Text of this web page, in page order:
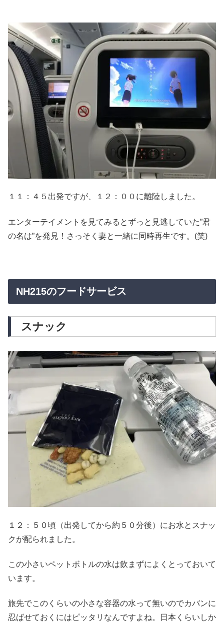
１１：４５出発ですが、１２：００に離陸しました。
エンターテイメントを見てみるとずっと見逃していた”君
の名は”を発見！さっそく妻と一緒に同時再生です。(笑)
NH215のフードサービス
スナック
１２：５０頃（出発してから約５０分後）にお水とスナッ
クが配られました。
この小さいペットボトルの水は飲まずによくとっておいて
います。
旅先でこのくらいの小さな容器の水って無いのでカバンに
忍ばせておくにはピッタリなんですよね。日本くらいしか